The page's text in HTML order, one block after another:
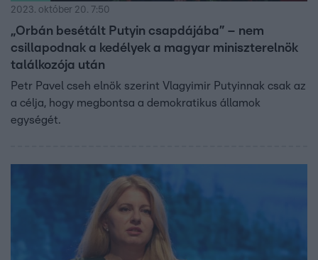
2023. október 20. 7:50
„Orbán besétált Putyin csapdájába” – nem
csillapodnak a kedélyek a magyar miniszterelnök
találkozója után
Petr Pavel cseh elnök szerint Vlagyimir Putyinnak csak az
a célja, hogy megbontsa a demokratikus államok
egységét.